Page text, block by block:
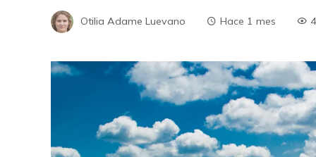
Otilia Adame Luevano Hace 1 mes